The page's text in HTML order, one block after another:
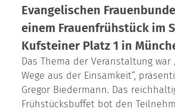
Evangelischen
einem Frauenfrühstück im
Kufsteiner Platz 1 in
Das Thema der Veranstaltung war
Wege aus der Einsamkeit“,
Gregor Biedermann. Das
Frühstücksbuffet bot den